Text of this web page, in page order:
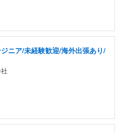
ニア/未経験歓迎/海外出張あり/